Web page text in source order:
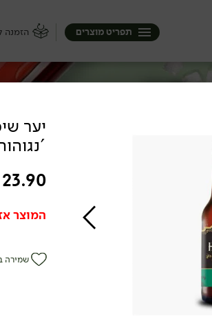
הזמנה תפריט מוצרים
אותם כדי שיתאימו לכולם – לגדולים
שצריכים כוסית קטנה של משהו אחרי
יער
23.90
המוצר
שמירה